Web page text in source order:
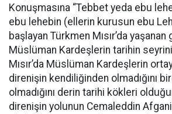
Konuşmasına “Tebbet yeda ebu
ebu lehebin (ellerin kurusun ebu
başlayan Türkmen Mısır’da
Müslüman Kardeşlerin tarihin
Mısır’da Müslüman Kardeşlerin
direnişin kendiliğinden olmadığını
olmadığını derin tarihi kökleri
direnişin yolunun Cemaleddin